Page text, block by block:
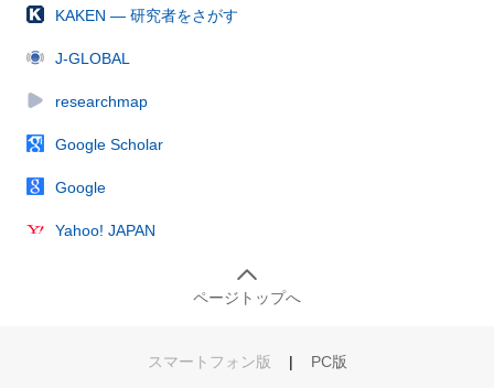
KAKEN — 研究者をさがす
J-GLOBAL
researchmap
Google Scholar
Google
Yahoo! JAPAN
ページトップへ
スマートフォン版 | PC版